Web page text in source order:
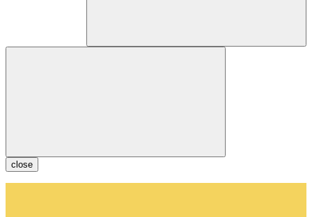
close